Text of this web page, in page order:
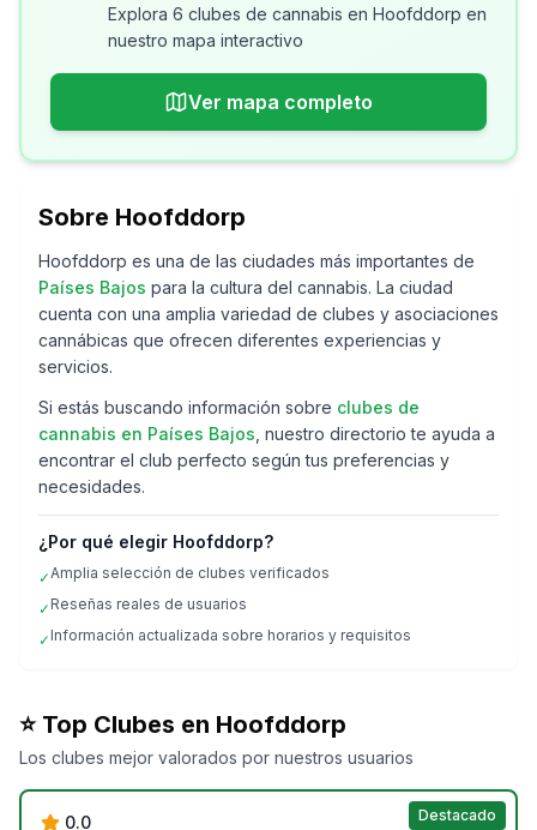
Explora 6 clubes de cannabis en Hoofddorp en
nuestro mapa interactivo
Ver mapa completo
Sobre Hoofddorp
Hoofddorp es una de las ciudades más importantes de
Países Bajos para la cultura del cannabis. La ciudad
cuenta con una amplia variedad de clubes y asociaciones
cannábicas que ofrecen diferentes experiencias y
servicios.
Si estás buscando información sobre clubes de
cannabis en Países Bajos , nuestro directorio te ayuda a
encontrar el club perfecto según tus preferencias y
necesidades.
¿Por qué elegir Hoofddorp?
✓Amplia selección de clubes verificados
✓ Reseñas reales de usuarios
✓ Información actualizada sobre horarios y requisitos
⭐ Top Clubes en Hoofddorp
Los clubes mejor valorados por nuestros usuarios
Destacado
Super Fly Coffeeshop
0.0